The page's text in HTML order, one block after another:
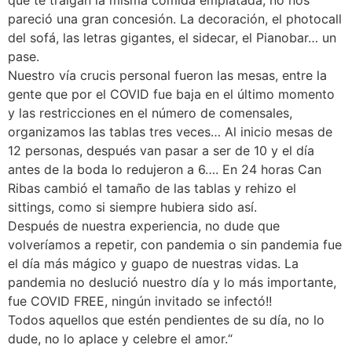
pareció una gran concesión. La decoración, el photocall
del sofá, las letras gigantes, el sidecar, el Pianobar… un
pase.
Nuestro vía crucis personal fueron las mesas, entre la
gente que por el COVID fue baja en el último momento
y las restricciones en el número de comensales,
organizamos las tablas tres veces… Al inicio mesas de
12 personas, después van pasar a ser de 10 y el día
antes de la boda lo redujeron a 6…. En 24 horas Can
Ribas cambió el tamaño de las tablas y rehizo el
sittings, como si siempre hubiera sido así.
Después de nuestra experiencia, no dude que
volveríamos a repetir, con pandemia o sin pandemia fue
el día más mágico y guapo de nuestras vidas. La
pandemia no deslució nuestro día y lo más importante,
fue COVID FREE, ningún invitado se infectó!!
Todos aquellos que estén pendientes de su día, no lo
dude, no lo aplace y celebre el amor.“